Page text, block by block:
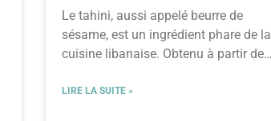
Le tahini, aussi appelé beurre de
sésame, est un ingrédient phare de la
cuisine libanaise. Obtenu à partir de
LIRE LA SUITE »